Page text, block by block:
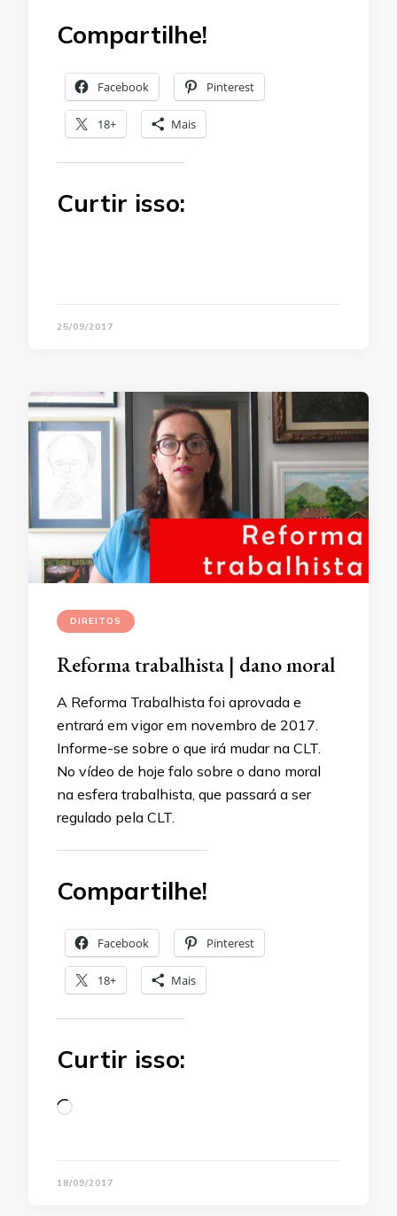
Compartilhe!
Facebook Pinterest
18+ Mais
Curtir isso:
25/09/2017
DIREITOS
Reforma trabalhista | dano moral
A Reforma Trabalhista foi aprovada e
entrará em vigor em novembro de 2017.
Informe-se sobre o que irá mudar na CLT.
No vídeo de hoje falo sobre o dano moral
na esfera trabalhista, que passará a ser
regulado pela CLT.
Compartilhe!
Facebook Pinterest
18+ Mais
Curtir isso:
Loading…
18/09/2017